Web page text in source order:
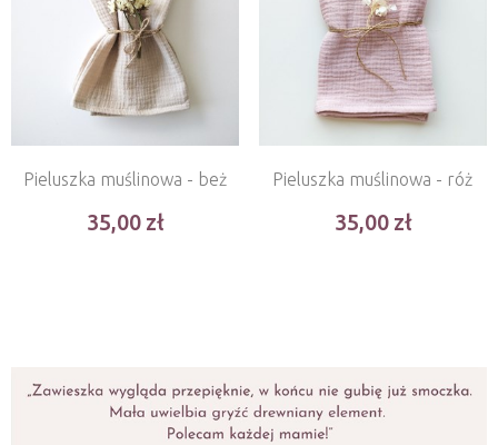
Pieluszka muślinowa - beż
35,00
Pieluszka muślinowa - róż
35,00